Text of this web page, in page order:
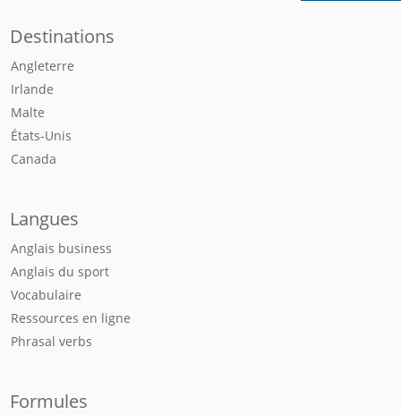
Destinations
Angleterre
Irlande
Malte
États-Unis
Canada
Langues
Anglais business
Anglais du sport
Vocabulaire
Ressources en ligne
Phrasal verbs
Formules